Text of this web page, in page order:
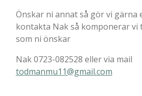
Önskar ni annat så gör vi gärna
kontakta Nak så komponerar vi
som ni önskar
Nak 0723-082528 eller via mail
todmanmu11@gmail.com